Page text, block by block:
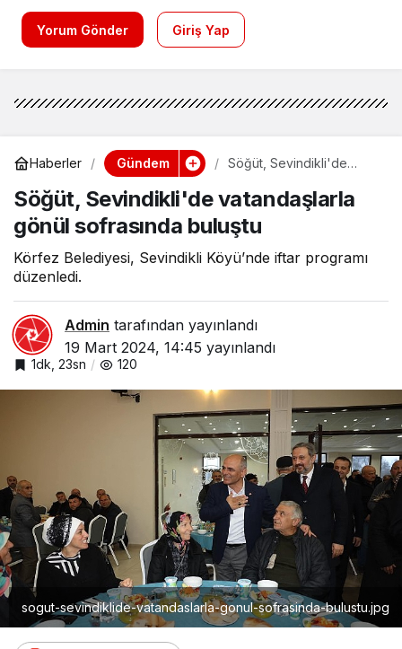
Yorum Gönder Giriş Yap
Haberler Gündem
Söğüt, Sevindikli'de
sofrasında buluştu
Söğüt, Sevindikli'de vatandaşlarla
gönül sofrasında buluştu
Körfez Belediyesi, Sevindikli Köyü’nde iftar programı
düzenledi.
Admin tarafından yayınlandı
19 Mart 2024, 14:45 yayınlandı
1dk, 23sn 120
sogut-sevindiklide-vatandaslarla-gonul-sofrasinda-bulustu.jpg